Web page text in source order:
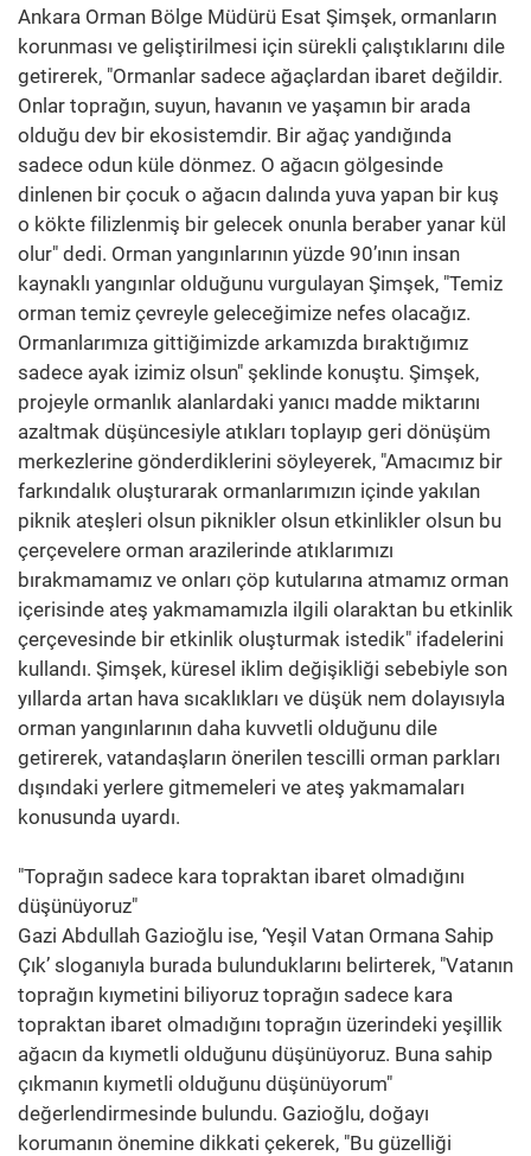
Ankara Orman Bölge Müdürü Esat Şimşek, ormanların
korunması ve geliştirilmesi için sürekli çalıştıklarını dile
getirerek, "Ormanlar sadece ağaçlardan ibaret değildir.
Onlar toprağın, suyun, havanın ve yaşamın bir arada
olduğu dev bir ekosistemdir. Bir ağaç yandığında
sadece odun küle dönmez. O ağacın gölgesinde
dinlenen bir çocuk o ağacın dalında yuva yapan bir kuş
o kökte filizlenmiş bir gelecek onunla beraber yanar kül
olur" dedi. Orman yangınlarının yüzde 90’ının insan
kaynaklı yangınlar olduğunu vurgulayan Şimşek, "Temiz
orman temiz çevreyle geleceğimize nefes olacağız.
Ormanlarımıza gittiğimizde arkamızda bıraktığımız
sadece ayak izimiz olsun" şeklinde konuştu. Şimşek,
projeyle ormanlık alanlardaki yanıcı madde miktarını
azaltmak düşüncesiyle atıkları toplayıp geri dönüşüm
merkezlerine gönderdiklerini söyleyerek, "Amacımız bir
farkındalık oluşturarak ormanlarımızın içinde yakılan
piknik ateşleri olsun piknikler olsun etkinlikler olsun bu
çerçevelere orman arazilerinde atıklarımızı
bırakmamamız ve onları çöp kutularına atmamız orman
içerisinde ateş yakmamamızla ilgili olaraktan bu etkinlik
çerçevesinde bir etkinlik oluşturmak istedik" ifadelerini
kullandı. Şimşek, küresel iklim değişikliği sebebiyle son
yıllarda artan hava sıcaklıkları ve düşük nem dolayısıyla
orman yangınlarının daha kuvvetli olduğunu dile
getirerek, vatandaşların önerilen tescilli orman parkları
dışındaki yerlere gitmemeleri ve ateş yakmamaları
konusunda uyardı.
"Toprağın sadece kara topraktan ibaret olmadığını
düşünüyoruz"
Gazi Abdullah Gazioğlu ise, ‘Yeşil Vatan Ormana Sahip
Çık’ sloganıyla burada bulunduklarını belirterek, "Vatanın
toprağın kıymetini biliyoruz toprağın sadece kara
topraktan ibaret olmadığını toprağın üzerindeki yeşillik
ağacın da kıymetli olduğunu düşünüyoruz. Buna sahip
çıkmanın kıymetli olduğunu düşünüyorum"
değerlendirmesinde bulundu. Gazioğlu, doğayı
korumanın önemine dikkati çekerek, "Bu güzelliği